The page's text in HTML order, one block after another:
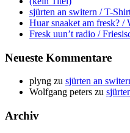
sjürten an switern / T-
Huar snaaket am fresk? /
Fresk uun’t radio /
Neueste Kommentare
plyng zu sjürten an
Wolfgang peters zu
Archiv